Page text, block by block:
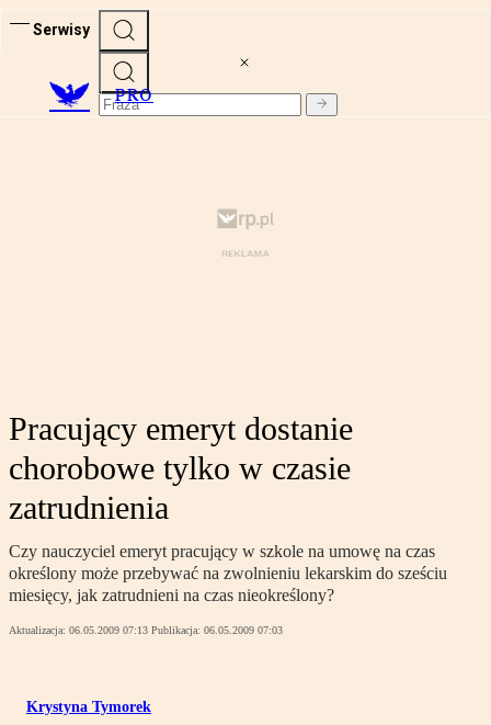
Serwisy
PRO
Pracujący emeryt dostanie
chorobowe tylko w czasie
zatrudnienia
Czy nauczyciel emeryt pracujący w szkole na umowę na czas
określony może przebywać na zwolnieniu lekarskim do sześciu
miesięcy, jak zatrudnieni na czas nieokreślony?
Aktualizacja: 06.05.2009 07:13 Publikacja: 06.05.2009 07:03
Krystyna Tymorek